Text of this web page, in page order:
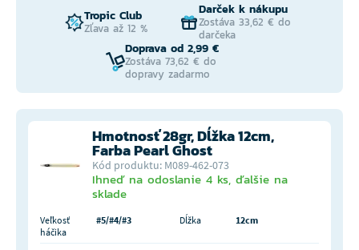
Tropic Club
Zľava až 12 %
Darček k nákupu
Zostáva 33,62 € do
darčeka
Doprava od 2,99 €
Zostáva 73,62 € do
dopravy zadarmo
Hmotnosť 28gr, Dĺžka 12cm,
Farba Pearl Ghost
Kód produktu: M089-462-073
Ihneď na odoslanie 4 ks, ďalšie na
sklade
Veľkosť
háčika
#5/#4/#3 Dĺžka 12cm